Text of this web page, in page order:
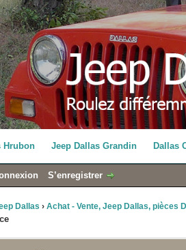
Hrubon Jeep Dallas Grandin Dallas
S’enregistrer
Dallas › Achat - Vente, Jeep Dallas, pièces